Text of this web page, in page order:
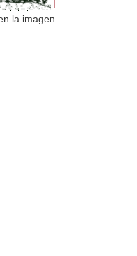
la imagen